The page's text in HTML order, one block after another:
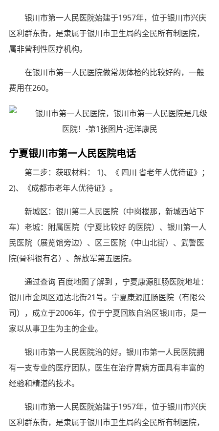
银川市第一人民医院始建于1957年，位于银川市兴庆
区利群东街，是隶属于银川市卫生局的全民所有制医院，
属非营利性医疗机构。
在银川市第一人民医院做常规体检的比较好的，一般
费用在260。
宁夏银川市第一人民医院电话
第二步：获取材料： 1)、《 四川 省老年人优待证》；
2)、《成都市老年人优待证》。
新城区：银川第二人民医院（中岗楼那，新城西站下
车）老城：附属医院（宁夏比较好 的医院）、银川第一人
民医院（展览馆旁边）、区三医院（中山北街）、武警医
院(骨科很有名）、解放军第五医院。
通过查询 百度地图了解到 ，宁夏康源肛肠医院地址：
银川市金凤区通达北街21号。宁夏康源肛肠医院（有限公
司），成立于2006年，位于宁夏回族自治区银川市，是一
家以从事卫生为主的企业。
银川市第一人民医院治的好。银川市第一人民医院拥
有一支专业的医疗团队，医生在治疗胃病方面具有丰富的
经验和精湛的技术。
银川市第一人民医院始建于1957年，位于银川市兴庆
区利群东街，是隶属于银川市卫生局的全民所有制医院，